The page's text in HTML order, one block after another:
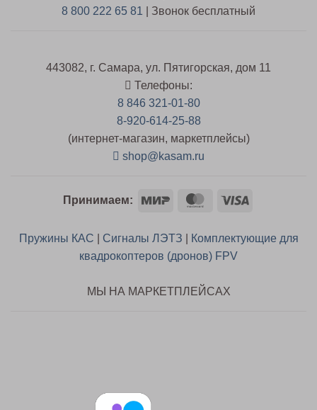
8 800 222 65 81 | Звонок бесплатный
443082, г. Самара, ул. Пятигорская, дом 11
Телефоны:
8 846 321-01-80
8-920-614-25-88
(интернет-магазин, маркетплейсы)
shop@kasam.ru
Принимаем: Mir MasterCard
Visa
Пружины КАС Сигналы ЛЭТЗ
Комплектующие для
квадрокоптеров (дронов) FPV
МЫ НА МАРКЕТПЛЕЙСАХ